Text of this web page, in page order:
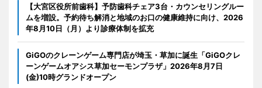
【大宮区役所前歯科】予防歯科チェア3台・カウンセリングルー
ムを増設。予約待ち解消と地域のお口の健康維持に向け、2026
年8月10日（月）より診療体制を拡充
GiGOのクレーンゲーム専門店が埼玉・草加に誕生「GiGOクレ
ーンゲームオアシス草加セーモンプラザ」2026年8月7日
(金)10時グランドオープン